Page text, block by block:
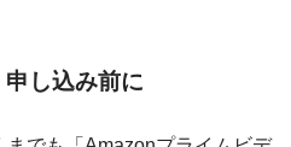
し込み前に